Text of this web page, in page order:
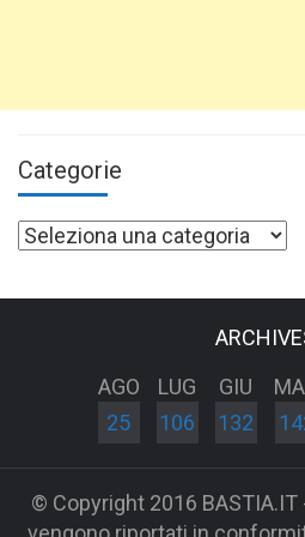
Categorie
Categorie
AGO
25
LUG
106
GIU
132
© Copyright 2016